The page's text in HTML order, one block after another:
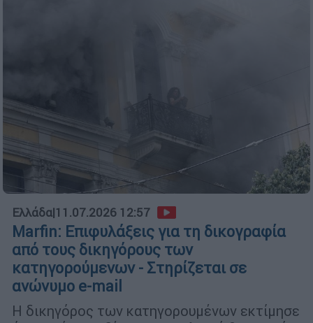
Ελλάδα|11.07.2026 12:57
Marfin: Επιφυλάξεις για τη δικογραφία
από τους δικηγόρους των
κατηγορούμενων - Στηρίζεται σε
ανώνυμο e-mail
Η δικηγόρος των κατηγορουμένων εκτίμησε